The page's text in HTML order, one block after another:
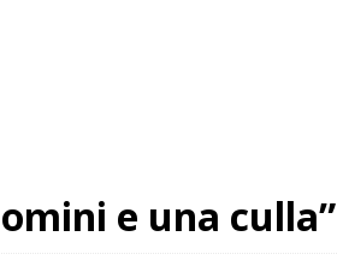
e una culla”